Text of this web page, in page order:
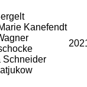
Kanefendt
Schneider